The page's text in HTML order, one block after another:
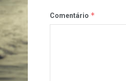
Comentário *